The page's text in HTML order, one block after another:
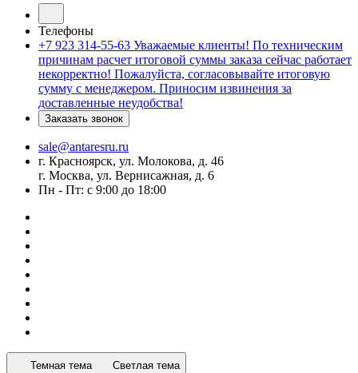
Телефоны
+7 923 314-55-63 Уважаемые клиенты! По техническим
причинам расчет итоговой суммы заказа сейчас работает
некорректно! Пожалуйста, согласовывайте итоговую
сумму с менеджером. Приносим извинения за
доставленные неудобства!
Заказать звонок
sale@antaresru.ru
г. Красноярск, ул. Молокова, д. 46
г. Москва, ул. Вернисажная, д. 6
Пн - Пт: с 9:00 до 18:00
Темная тема Светлая тема